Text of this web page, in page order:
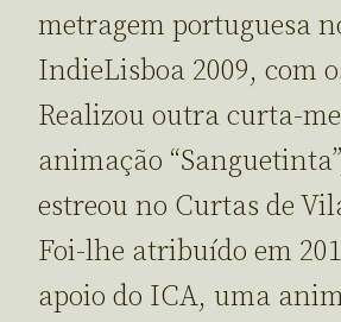
metragem portuguesa
IndieLisboa 2009, com
Realizou outra curta-
animação
estreou no Curtas de
Foi-lhe atribuído em
apoio do ICA, uma